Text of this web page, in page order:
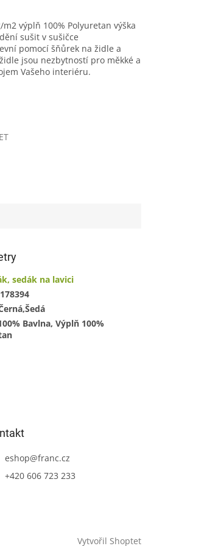
výplň 100% Polyuretan výška
sušit v sušičce
pomocí šňůrek na židle a
jsou nezbytností pro měkké a
Vašeho interiéru.
sedák na lavici
Bavlna, Výplň 100%
eshop@franc.cz
+420 606 723 233
Vytvořil Shoptet